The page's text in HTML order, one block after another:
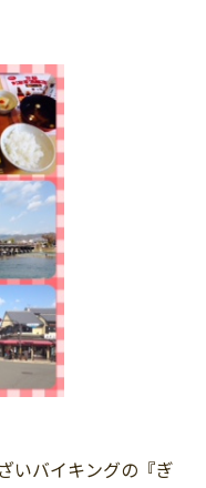
いバイキングの『ぎ